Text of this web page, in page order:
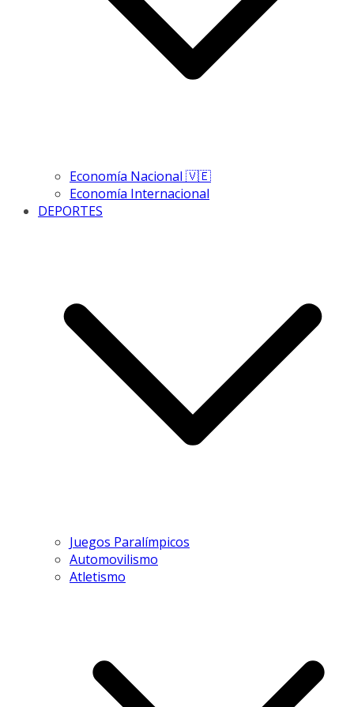
Economía Nacional 🇻🇪
Economía Internacional
DEPORTES
Juegos Paralímpicos
Automovilismo
Atletismo